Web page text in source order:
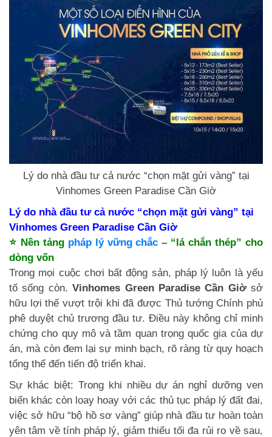
Lý do nhà đầu tư cả nước “chọn mặt gửi vàng” tại
Vinhomes Green Paradise Cần Giờ
Lý do nhà đầu tư cả nước “chọn mặt gửi vàng” tại
Vinhomes Green Paradise Cần Giờ
⭐ Nền tảng pháp lý vững chắc – “lá chắn thép” cho
dòng vốn
Trong mọi cuộc chơi bất động sản, pháp lý luôn là yếu
tố sống còn.Vinhomes Green Paradise Cần Giờsở
hữu lợi thế vượt trội khi đã được Thủ tướng Chính phủ
phê duyệt chủ trương đầu tư. Điều này không chỉ minh
chứng cho quy mô và tầm quan trọng quốc gia của dự
án, mà còn đem lại sự minh bạch, rõ ràng từ quy hoạch
tổng thể đến tiến độ triển khai.
Sự khác biệt: Trong khi nhiều dự án nghỉ dưỡng ven
biển khác còn loay hoay với các thủ tục pháp lý đất đai,
việc sở hữu “bộ hồ sơ vàng” giúp nhà đầu tư hoàn toàn
yên tâm về tính pháp lý, giảm thiểu tối đa rủi ro về sau,